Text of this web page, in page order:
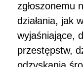
zgłoszonemu
działania, jak
wyjaśniające,
przestępstw,